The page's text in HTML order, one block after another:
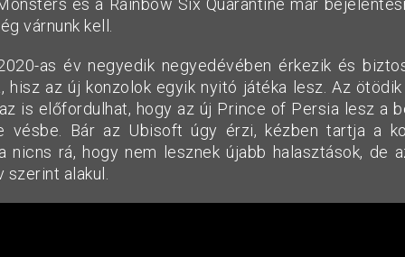
és a Rainbow Six Quarantine már
várnunk kell.
as év negyedik negyedévében érkezik és
hisz az új konzolok egyik nyitó játéka lesz. Az
is előfordulhat, hogy az új Prince of Persia lesz a
vésbe. Bár az Ubisoft úgy érzi, kézben tartja a
nicns rá, hogy nem lesznek újabb halasztások, de
alakul.